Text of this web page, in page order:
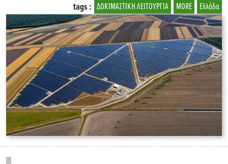
Ελλάδα
MORE
ΔΟΚΙΜΑΣΤΙΚΗ ΛΕΙΤΟΥΡΓΙΑ
tags :